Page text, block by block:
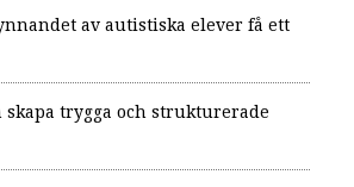
av autistiska elever få ett
skapa trygga och strukturerade